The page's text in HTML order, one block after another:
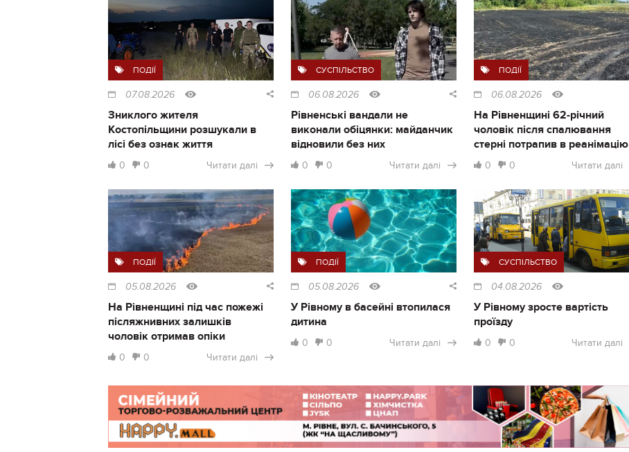
ПОДІЇ
07.08.2026
Зниклого жителя
Костопільщини розшукали в
лісі без ознак життя
0 0 Читати далі
СУСПІЛЬСТВО
06.08.2026
Рівненські вандали не
виконали обіцянки: майданчик
відновили без них
0 0 Читати далі
ПОДІЇ
06.08.2026
На Рівненщині 62-річний
чоловік після спалювання
стерні потрапив в реанімацію
0 0 Читати далі
ПОДІЇ
05.08.2026
На Рівненщині під час пожежі
післяжнивних залишків
чоловік отримав опіки
0 0 Читати далі
ПОДІЇ
05.08.2026
У Рівному в басейні втопилася
дитина
0 0 Читати далі
СУСПІЛЬСТВО
04.08.2026
У Рівному зросте вартість
проїзду
0 0 Читати далі